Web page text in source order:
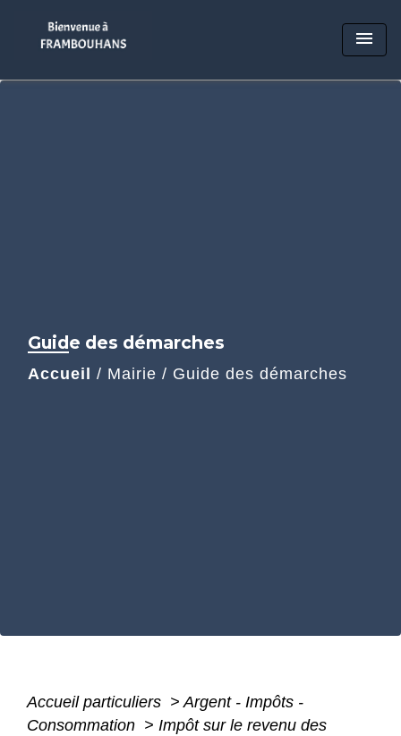
menu
Guide des démarches
Accueil / Mairie / Guide des démarches
Accueil particuliers > Argent - Impôts -
Consommation > Impôt sur le revenu des